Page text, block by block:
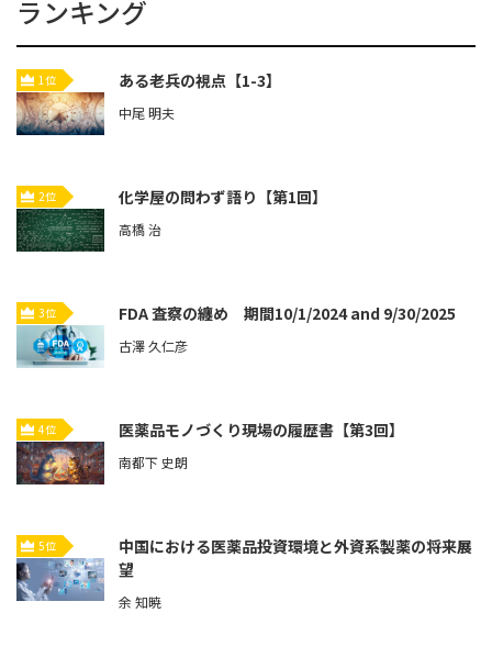
ランキング
1位 ある老兵の視点【1-3】
中尾 明夫
2位 化学屋の問わず語り【第1回】
高橋 治
3位 FDA 査察の纏め 期間10/1/2024 and 9/30/2025
古澤 久仁彦
4位 医薬品モノづくり現場の履歴書【第3回】
南都下 史朗
5位
中国における医薬品投資環境と外資系製薬の将来展
望
余 知暁